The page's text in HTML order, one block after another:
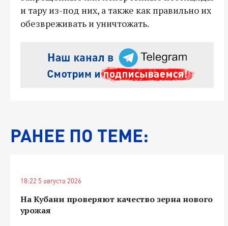
и тару из-под них, а также как правильно их
обезвреживать и уничтожать.
РАНЕЕ ПО ТЕМЕ:
18:22 5 августа 2026
На Кубани проверяют качество зерна нового
урожая